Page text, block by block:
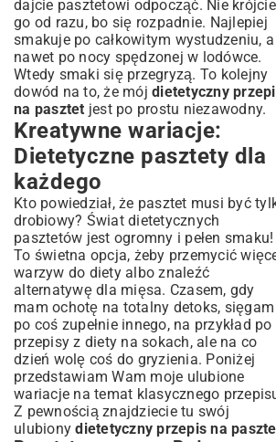
dajcie pasztetowi odpocząć. Nie krójcie
go od razu, bo się rozpadnie. Najlepiej
smakuje po całkowitym wystudzeniu, a
nawet po nocy spędzonej w lodówce.
Wtedy smaki się przegryzą. To kolejny
dowód na to, że mój dietetyczny
na pasztet jest po prostu niezawodny.
Kreatywne wariacje:
Dietetyczne pasztety dla
każdego
Kto powiedział, że pasztet musi być
drobiowy? Świat dietetycznych
pasztetów jest ogromny i pełen smaku!
To świetna opcja, żeby przemycić
warzyw do diety albo znaleźć
alternatywę dla mięsa. Czasem, gdy
mam ochotę na totalny detoks, sięgam
po coś zupełnie innego, na przykład po
przepisy z diety na sokach, ale na co
dzień wolę coś do gryzienia. Poniżej
przedstawiam Wam moje ulubione
wariacje na temat klasycznego
Z pewnością znajdziecie tu swój
ulubionydietetyczny przepis na